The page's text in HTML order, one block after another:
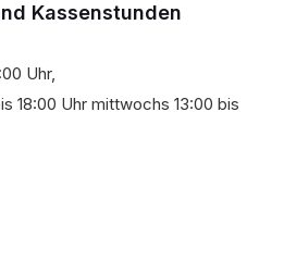
Kassenstunden
Uhr,
18:00 Uhr mittwochs 13:00 bis